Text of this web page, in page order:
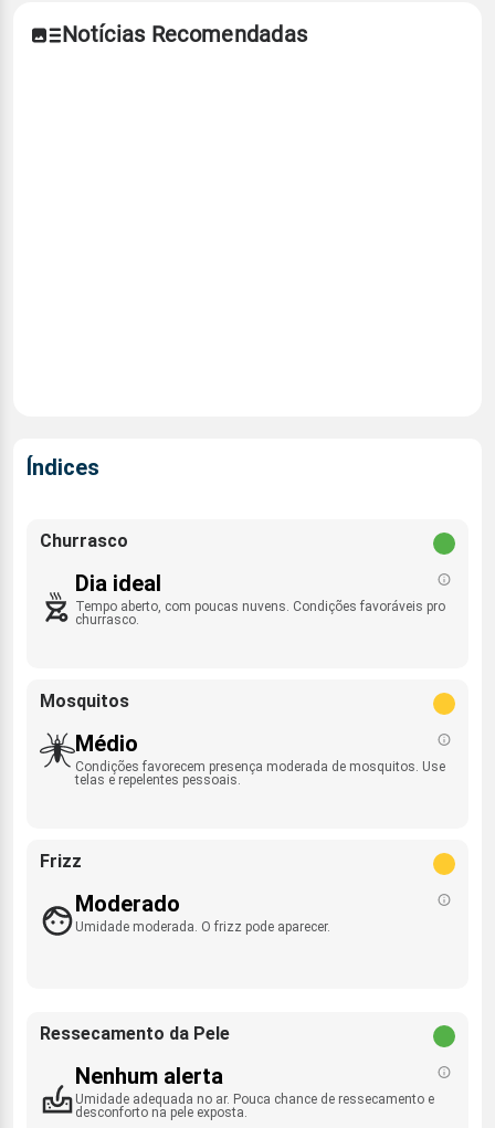
Notícias Recomendadas
Índices
Churrasco
Dia ideal
Tempo aberto, com poucas nuvens. Condições favoráveis pro
churrasco.
Mosquitos
Médio
Condições favorecem presença moderada de mosquitos. Use
telas e repelentes pessoais.
Frizz
Moderado
Umidade moderada. O frizz pode aparecer.
Ressecamento da Pele
Nenhum alerta
Umidade adequada no ar. Pouca chance de ressecamento e
desconforto na pele exposta.